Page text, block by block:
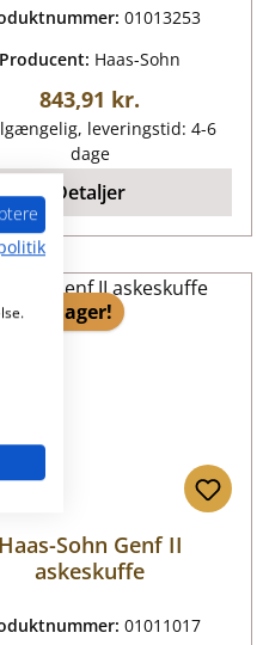
01013253
Producent: Haas-Sohn
Almindelig pris:
843,91 kr.
leveringstid: 4-6
dage
Detaljer
på lager!
Haas-Sohn Genf II
askeskuffe
01011017